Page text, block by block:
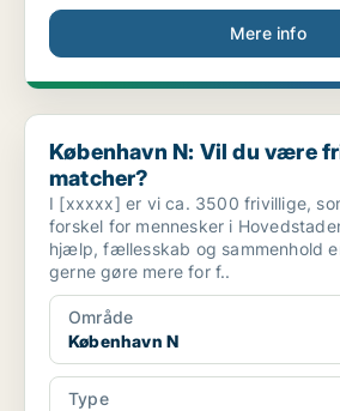
Mere info
København N: Vil du være frivillig
København N: Vil du være
matcher?
I [xxxxx] er vi ca. 3500 frivillige,
forskel for mennesker i
hjælp, fællesskab og sammenhold
gerne gøre mere for f..
Område
København N
Type